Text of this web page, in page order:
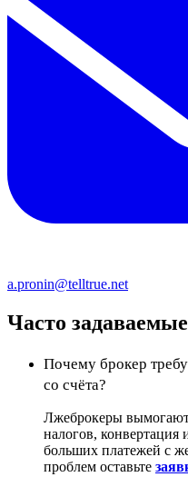
a.pronin@telltrue.net
Часто
Почему брокер
со счёта?
Лжеброкеры
налогов,
больших платежей с
проблем оставьте